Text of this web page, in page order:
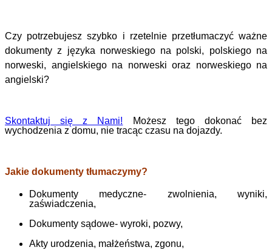
Czy potrzebujesz szybko i rzetelnie przetłumaczyć ważne
dokumenty z języka norweskiego na polski, polskiego na
norweski, angielskiego na norweski oraz norweskiego na
angielski?
Skontaktuj się z Nami! Możesz tego dokonać bez
wychodzenia z domu, nie tracąc czasu na dojazdy.
Jakie dokumenty tłumaczymy?
Dokumenty medyczne- zwolnienia, wyniki,
zaświadczenia,
Dokumenty sądowe- wyroki, pozwy,
Akty urodzenia, małżeństwa, zgonu,